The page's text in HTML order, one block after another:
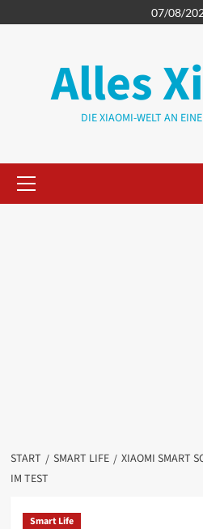
Inhalt
07/08/
Alles
DIE XIAOMI-WELT AN
Menü
START SMART LIFE
XIAOMI SMART
IM TEST
Smart Life